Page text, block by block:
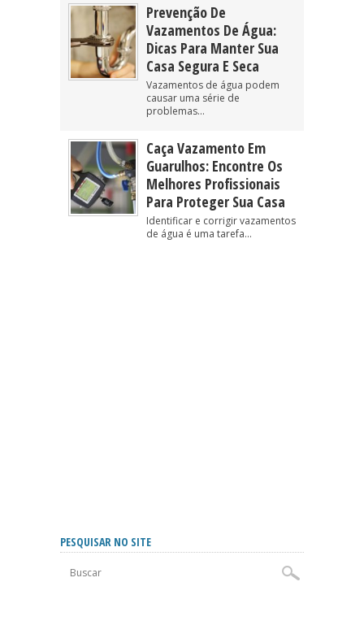
Prevenção De
Vazamentos De Água:
Dicas Para Manter Sua
Casa Segura E Seca
Vazamentos de água podem
causar uma série de
problemas...
Caça Vazamento Em
Guarulhos: Encontre Os
Melhores Profissionais
Para Proteger Sua Casa
Identificar e corrigir vazamentos
de água é uma tarefa...
PESQUISAR NO SITE